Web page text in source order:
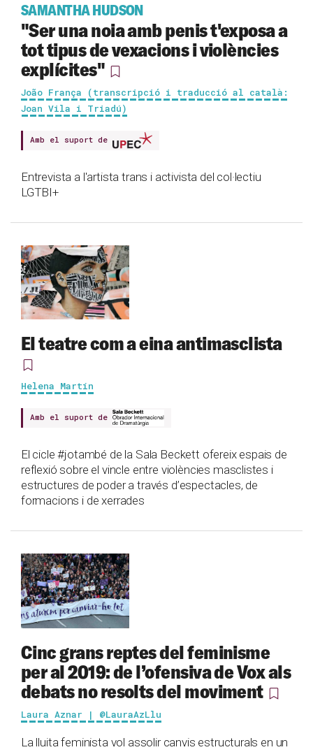
SAMANTHA HUDSON
"Ser una noia amb penis t'exposa a
tot tipus de vexacions i violències
explícites"
João França (transcripció i traducció al català:
Joan Vila i Triadú)
Amb el suport de
Entrevista a l'artista trans i activista del col·lectiu
LGTBI+
El teatre com a eina antimasclista
Helena Martín
Amb el suport de
El cicle #jotambé de la Sala Beckett ofereix espais de
reflexió sobre el vincle entre violències masclistes i
estructures de poder a través d’espectacles, de
formacions i de xerrades
Cinc grans reptes del feminisme
per al 2019: de l’ofensiva de Vox als
debats no resolts del moviment
Laura Aznar | @LauraAzLlu
La lluita feminista vol assolir canvis estructurals en un